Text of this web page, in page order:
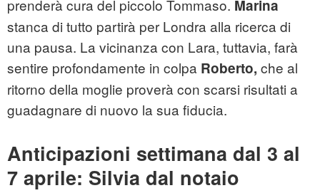
prenderà cura del piccolo Tommaso. Marina
stanca di tutto partirà per Londra alla ricerca di
una pausa. La vicinanza con Lara, tuttavia, farà
sentire profondamente in colpa Roberto, che al
ritorno della moglie proverà con scarsi risultati a
guadagnare di nuovo la sua fiducia.
Anticipazioni settimana dal 3 al
7 aprile: Silvia dal notaio